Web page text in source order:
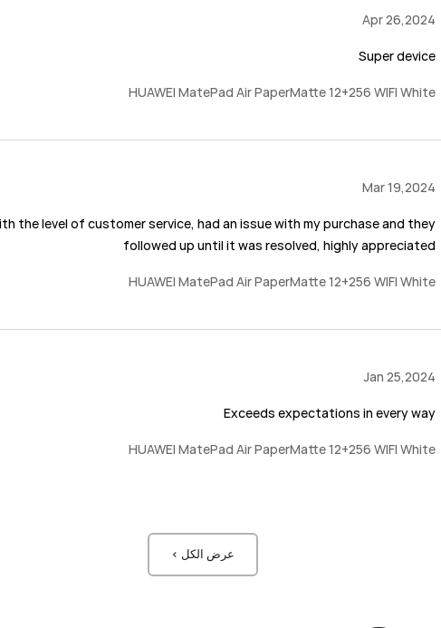
Apr 26,2024
Super device
HUAWEI MatePad Air PaperMatte 12+256 WIFI White
Mar 19,2024
the level of customer service, had an issue with my purchase and they
followed up until it was resolved, highly appreciated
HUAWEI MatePad Air PaperMatte 12+256 WIFI White
Jan 25,2024
Exceeds expectations in every way
HUAWEI MatePad Air PaperMatte 12+256 WIFI White
عرض الكل >